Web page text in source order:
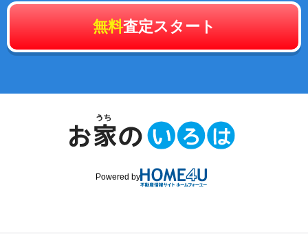
無料査定スタート
Powered by